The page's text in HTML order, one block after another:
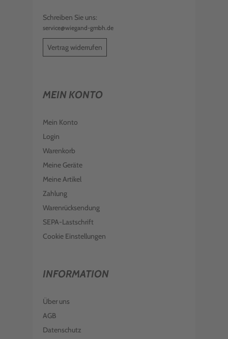
Schreiben Sie uns:
service@wiegand-gmbh.de
Vertrag widerrufen
MEIN KONTO
Mein Konto
Login
Warenkorb
Meine Geräte
Meine Artikel
Zahlung
Warenrücksendung
SEPA-Lastschrift
Cookie Einstellungen
INFORMATION
Über uns
AGB
Datenschutz